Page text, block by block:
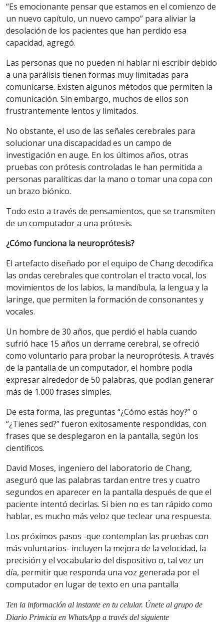
“Es emocionante pensar que estamos en el comienzo de
un nuevo capítulo, un nuevo campo” para aliviar la
desolación de los pacientes que han perdido esa
capacidad, agregó.
Las personas que no pueden ni hablar ni escribir debido
a una parálisis tienen formas muy limitadas para
comunicarse. Existen algunos métodos que permiten la
comunicación. Sin embargo, muchos de ellos son
frustrantemente lentos y limitados.
No obstante, el uso de las señales cerebrales para
solucionar una discapacidad es un campo de
investigación en auge. En los últimos años, otras
pruebas con prótesis controladas le han permitida a
personas paralíticas dar la mano o tomar una copa con
un brazo biónico.
Todo esto a través de pensamientos, que se transmiten
de un computador a una prótesis.
¿Cómo funciona la neuroprótesis?
El artefacto diseñado por el equipo de Chang decodifica
las ondas cerebrales que controlan el tracto vocal, los
movimientos de los labios, la mandíbula, la lengua y la
laringe, que permiten la formación de consonantes y
vocales.
Un hombre de 30 años, que perdió el habla cuando
sufrió hace 15 años un derrame cerebral, se ofreció
como voluntario para probar la neuroprótesis. A través
de la pantalla de un computador, el hombre podía
expresar alrededor de 50 palabras, que podían generar
más de 1.000 frases simples.
De esta forma, las preguntas “¿Cómo estás hoy?” o
“¿Tienes sed?” fueron exitosamente respondidas, con
frases que se desplegaron en la pantalla, según los
científicos.
David Moses, ingeniero del laboratorio de Chang,
aseguró que las palabras tardan entre tres y cuatro
segundos en aparecer en la pantalla después de que el
paciente intentó decirlas. Si bien no es tan rápido como
hablar, es mucho más veloz que teclear una respuesta.
Los próximos pasos -que contemplan las pruebas con
más voluntarios- incluyen la mejora de la velocidad, la
precisión y el vocabulario del dispositivo o, tal vez un
día, permitir que responda una voz generada por el
computador en lugar de texto en una pantalla
Ten la información al instante en tu celular. Únete al grupo de
Diario Primicia en WhatsApp a través del siguiente